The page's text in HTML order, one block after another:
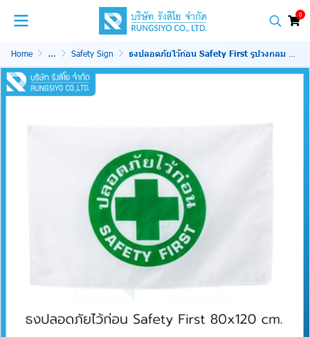
0
Home ... Safety Sign ธงปลอดภัยไว้ก่อน Safety First รูปวงกลม 80*120 cm. ผ้าร่ม